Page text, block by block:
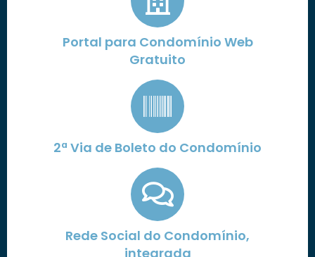
Portal para Condomínio Web
Gratuito
2ª Via de Boleto do Condomínio
Rede Social do Condomínio,
integrada